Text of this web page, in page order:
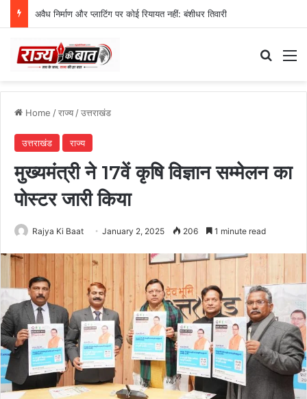
अवैध निर्माण और प्लाटिंग पर कोई रियायत नहीं: बंशीधर तिवारी
Home /राज्य/उत्तराखंड
उत्तराखंड राज्य
मुख्यमंत्री ने 17वें कृषि विज्ञान सम्मेलन का
पोस्टर जारी किया
Rajya Ki Baat January 2, 2025 206 1 minute read